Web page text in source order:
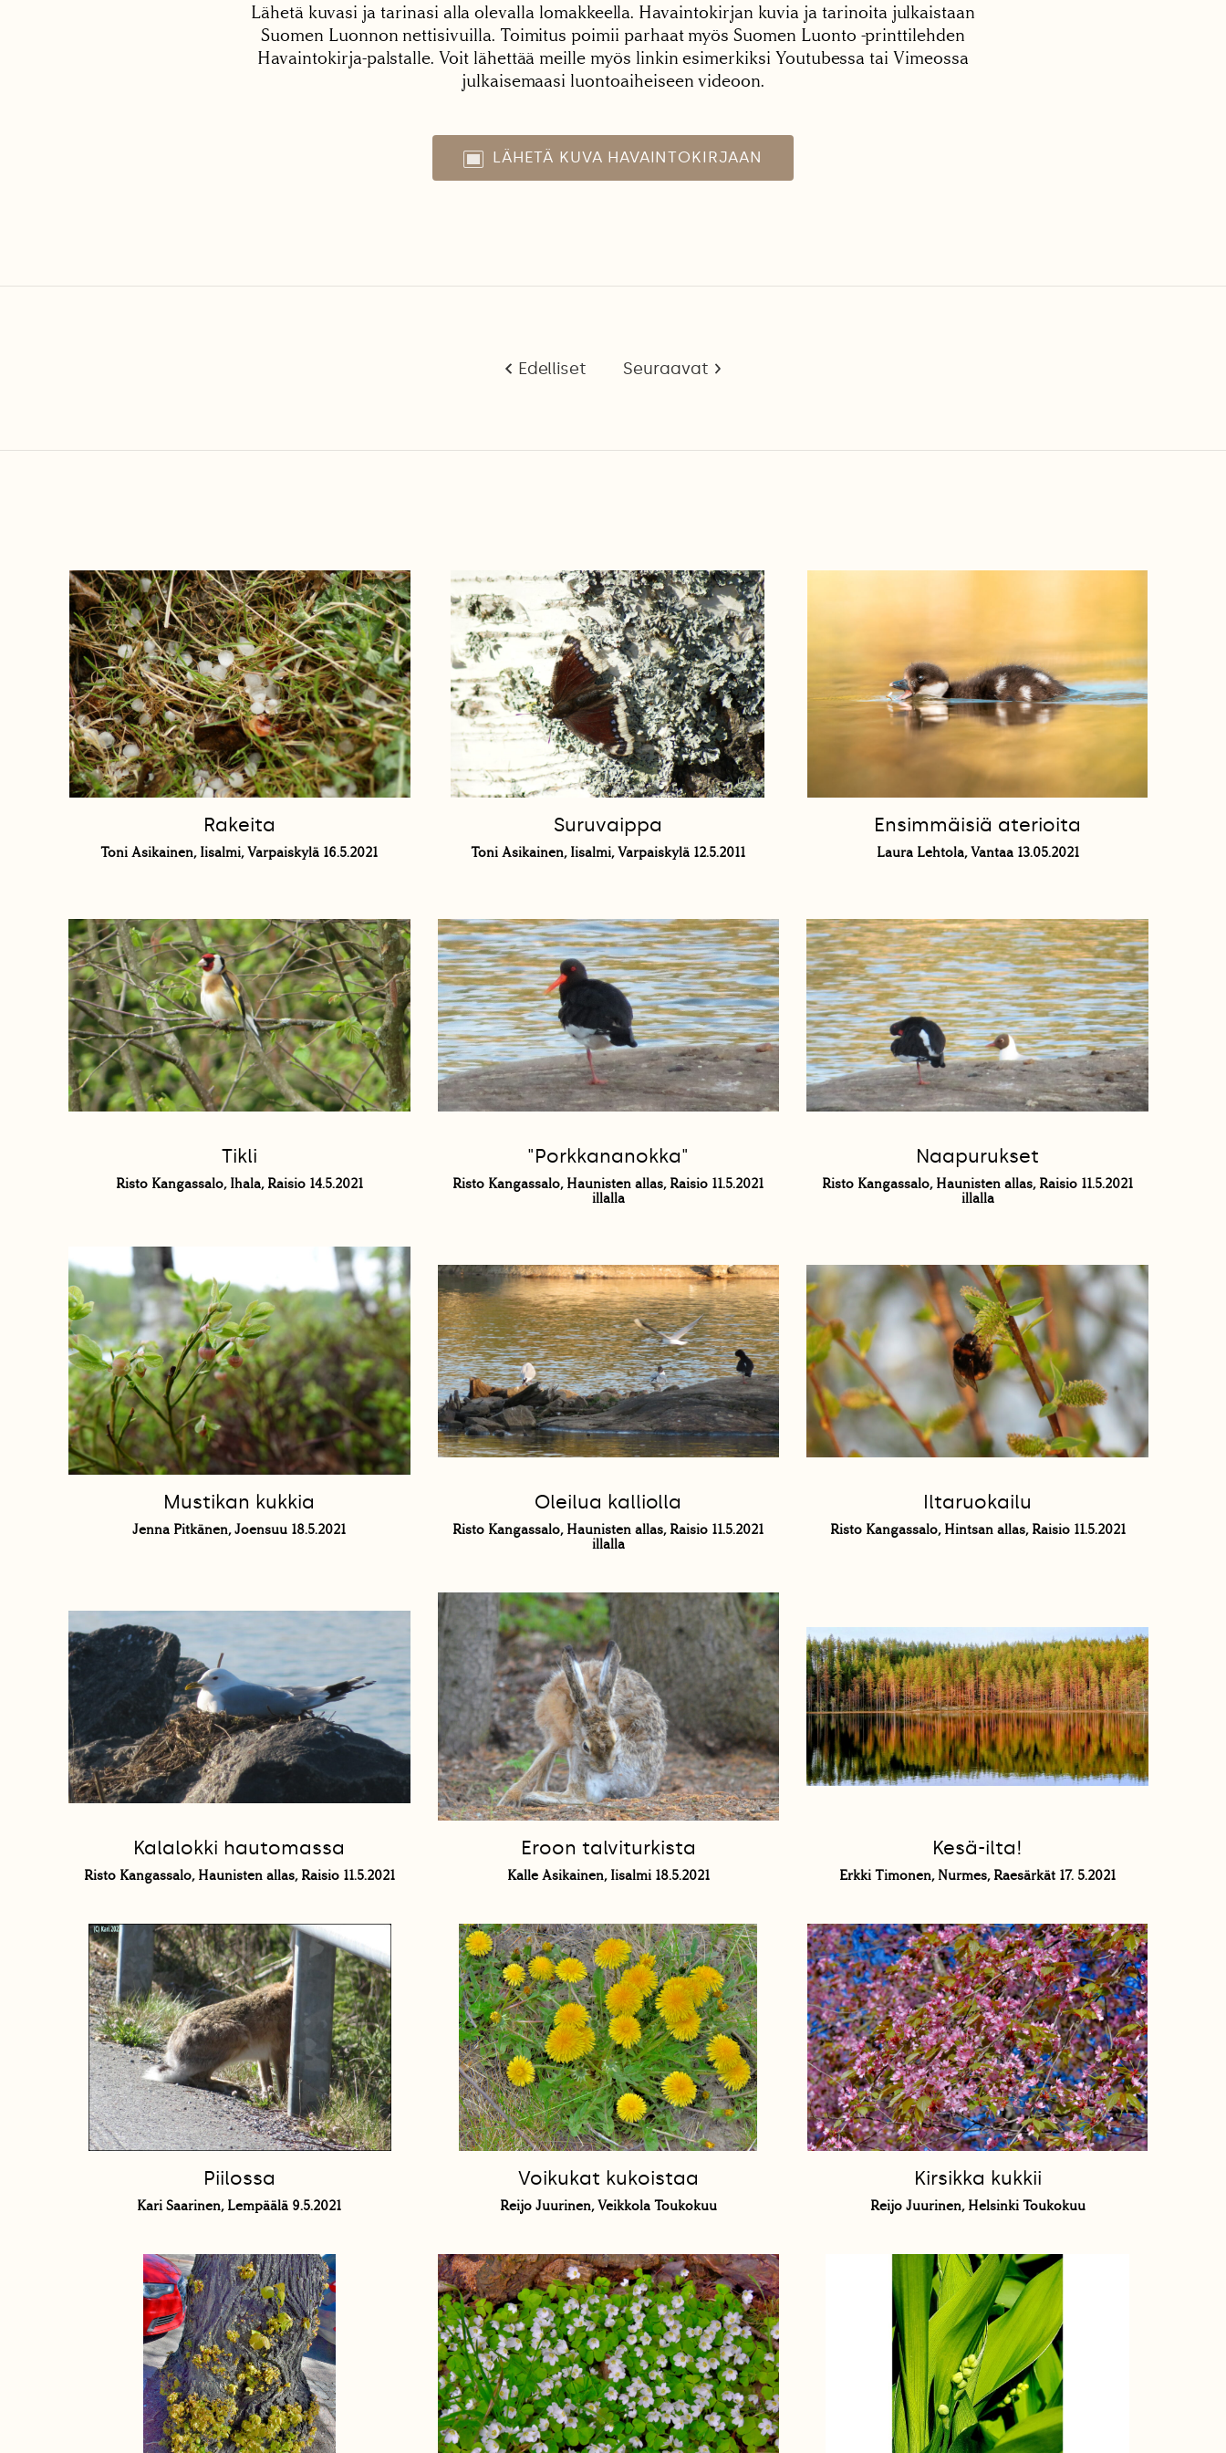
Lähetä kuvasi ja tarinasi alla olevalla lomakkeella. Havaintokirjan kuvia ja tarinoita julkaistaan
Suomen Luonnon nettisivuilla. Toimitus poimii parhaat myös Suomen Luonto -printtilehden
Havaintokirja-palstalle. Voit lähettää meille myös linkin esimerkiksi Youtubessa tai Vimeossa
julkaisemaasi luontoaiheiseen videoon.
LÄHETÄ KUVA HAVAINTOKIRJAAN
Edelliset Seuraavat
Rakeita
Toni Asikainen, Iisalmi, Varpaiskylä 16.5.2021
Suruvaippa
Toni Asikainen, Iisalmi, Varpaiskylä 12.5.2011
Ensimmäisiä aterioita
Laura Lehtola, Vantaa 13.05.2021
Tikli
Risto Kangassalo, Ihala, Raisio 14.5.2021
"Porkkananokka"
Risto Kangassalo, Haunisten allas, Raisio 11.5.2021
illalla
Naapurukset
Risto Kangassalo, Haunisten allas, Raisio 11.5.2021
illalla
Mustikan kukkia
Jenna Pitkänen, Joensuu 18.5.2021
Oleilua kalliolla
Risto Kangassalo, Haunisten allas, Raisio 11.5.2021
illalla
Iltaruokailu
Risto Kangassalo, Hintsan allas, Raisio 11.5.2021
Kalalokki hautomassa
Risto Kangassalo, Haunisten allas, Raisio 11.5.2021
Eroon talviturkista
Kalle Asikainen, Iisalmi 18.5.2021
Kesä-ilta!
Erkki Timonen, Nurmes, Raesärkät 17. 5.2021
Piilossa
Kari Saarinen, Lempäälä 9.5.2021
Voikukat kukoistaa
Reijo Juurinen, Veikkola Toukokuu
Kirsikka kukkii
Reijo Juurinen, Helsinki Toukokuu